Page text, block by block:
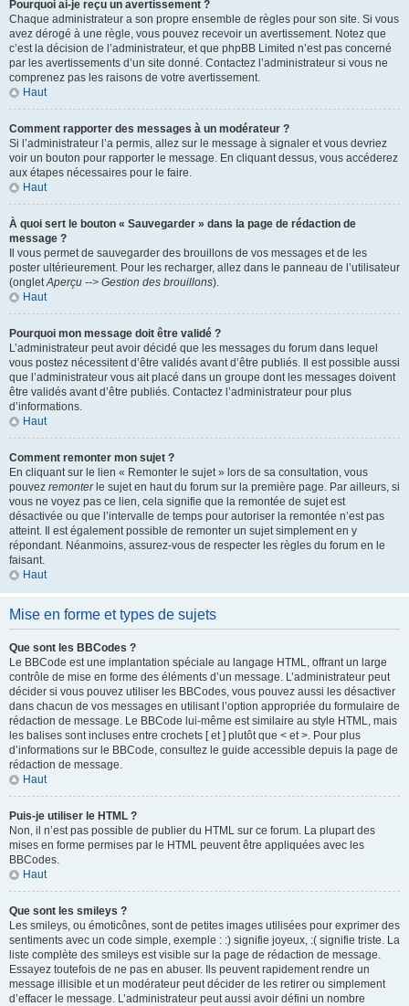
Pourquoi ai-je reçu un avertissement ?
Chaque administrateur a son propre ensemble de règles pour son site. Si vous
avez dérogé à une règle, vous pouvez recevoir un avertissement. Notez que
c’est la décision de l’administrateur, et que phpBB Limited n’est pas concerné
par les avertissements d’un site donné. Contactez l’administrateur si vous ne
comprenez pas les raisons de votre avertissement.
Haut
Comment rapporter des messages à un modérateur ?
Si l’administrateur l’a permis, allez sur le message à signaler et vous devriez
voir un bouton pour rapporter le message. En cliquant dessus, vous accéderez
aux étapes nécessaires pour le faire.
Haut
À quoi sert le bouton « Sauvegarder » dans la page de rédaction de
message ?
Il vous permet de sauvegarder des brouillons de vos messages et de les
poster ultérieurement. Pour les recharger, allez dans le panneau de l’utilisateur
(ongletAperçu --> Gestion des brouillons).
Haut
Pourquoi mon message doit être validé ?
L’administrateur peut avoir décidé que les messages du forum dans lequel
vous postez nécessitent d’être validés avant d’être publiés. Il est possible aussi
que l’administrateur vous ait placé dans un groupe dont les messages doivent
être validés avant d’être publiés. Contactez l’administrateur pour plus
d’informations.
Haut
Comment remonter mon sujet ?
En cliquant sur le lien « Remonter le sujet » lors de sa consultation, vous
pouvez remonterle sujet en haut du forum sur la première page. Par ailleurs, si
vous ne voyez pas ce lien, cela signifie que la remontée de sujet est
désactivée ou que l’intervalle de temps pour autoriser la remontée n’est pas
atteint. Il est également possible de remonter un sujet simplement en y
répondant. Néanmoins, assurez-vous de respecter les règles du forum en le
faisant.
Haut
Mise en forme et types de sujets
Que sont les BBCodes ?
Le BBCode est une implantation spéciale au langage HTML, offrant un large
contrôle de mise en forme des éléments d’un message. L’administrateur peut
décider si vous pouvez utiliser les BBCodes, vous pouvez aussi les désactiver
dans chacun de vos messages en utilisant l’option appropriée du formulaire de
rédaction de message. Le BBCode lui-même est similaire au style HTML, mais
les balises sont incluses entre crochets [ et ] plutôt que < et >. Pour plus
d’informations sur le BBCode, consultez le guide accessible depuis la page de
rédaction de message.
Haut
Puis-je utiliser le HTML ?
Non, il n’est pas possible de publier du HTML sur ce forum. La plupart des
mises en forme permises par le HTML peuvent être appliquées avec les
BBCodes.
Haut
Que sont les smileys ?
Les smileys, ou émoticônes, sont de petites images utilisées pour exprimer des
sentiments avec un code simple, exemple : :) signifie joyeux, :( signifie triste. La
liste complète des smileys est visible sur la page de rédaction de message.
Essayez toutefois de ne pas en abuser. Ils peuvent rapidement rendre un
message illisible et un modérateur peut décider de les retirer ou simplement
d’effacer le message. L’administrateur peut aussi avoir défini un nombre